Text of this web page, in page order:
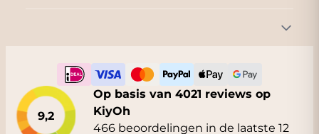
9,2
Op basis van 4021 reviews op
KiyOh
466 beoordelingen in de laatste 12